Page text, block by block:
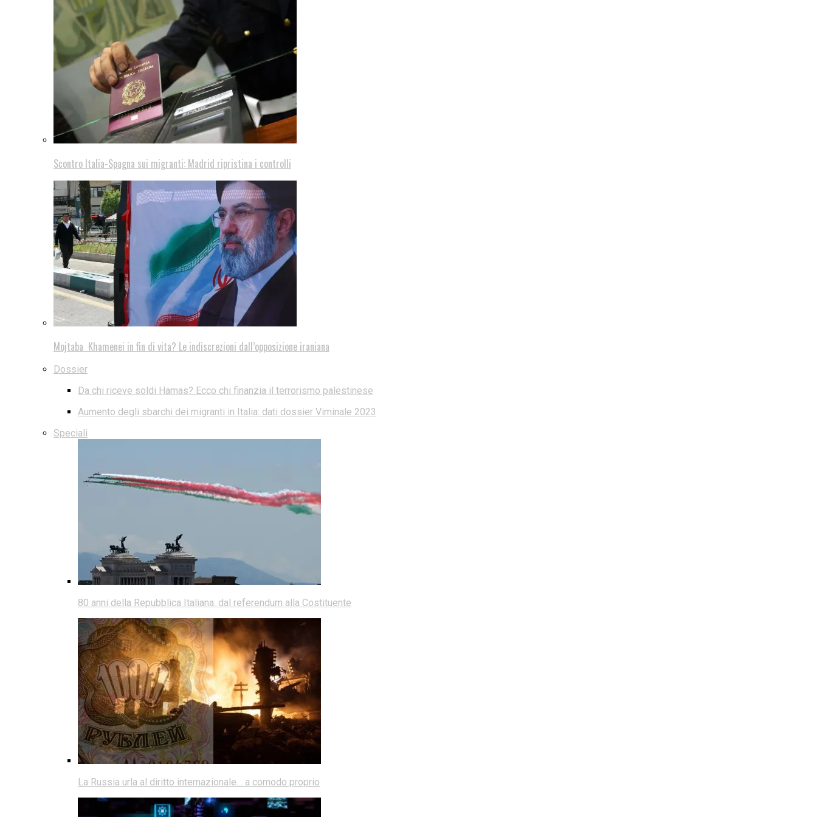
Scontro Italia-Spagna sui migranti: Madrid ripristina i controlli
Mojtaba Khamenei in fin di vita? Le indiscrezioni dall’opposizione iraniana
Dossier
Da chi riceve soldi Hamas? Ecco chi finanzia il terrorismo palestinese
Aumento degli sbarchi dei migranti in Italia: dati dossier Viminale 2023
Speciali
80 anni della Repubblica Italiana: dal referendum alla Costituente
La Russia urla al diritto internazionale… a comodo proprio